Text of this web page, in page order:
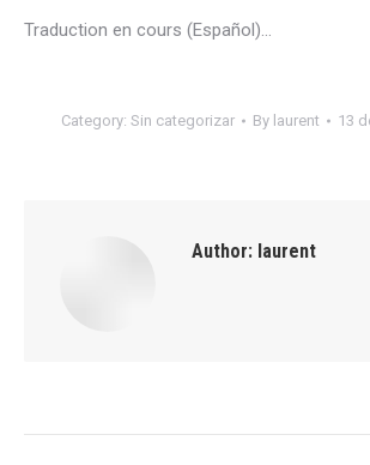
Traduction en cours (Español)…
Category: Sin categorizar By laurent 13
Author: laurent